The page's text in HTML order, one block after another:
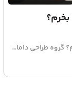
بخرم؟
کابینت آشپزخانه از کجا بخریم؟ گروه طراحی داماس دیزاین انتخاب کابینت را بررسی کرده و به شما معرفی می‌کنیم. برای استعلام قیمت تماس بگیرید.